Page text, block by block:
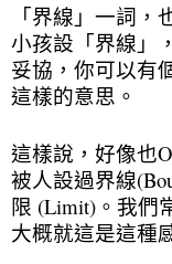
「界線」一詞
小孩設「界線」
妥協，你可以有
這樣的意思。
這樣說，好像也
被人設過界線
限 (Limit)。我們
大概就這是這種